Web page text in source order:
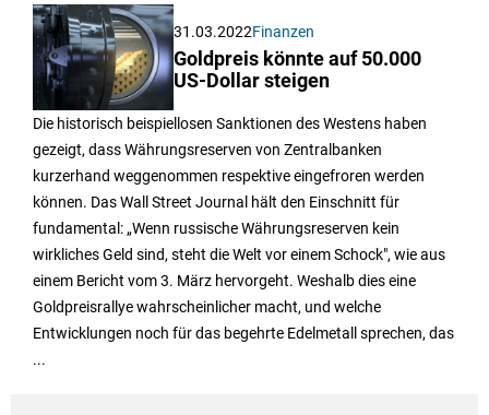
31.03.2022Finanzen
Goldpreis könnte auf 50.000
US-Dollar steigen
Die historisch beispiellosen Sanktionen des Westens haben
gezeigt, dass Währungsreserven von Zentralbanken
kurzerhand weggenommen respektive eingefroren werden
können. Das Wall Street Journal hält den Einschnitt für
fundamental: „Wenn russische Währungsreserven kein
wirkliches Geld sind, steht die Welt vor einem Schock", wie aus
einem Bericht vom 3. März hervorgeht. Weshalb dies eine
Goldpreisrallye wahrscheinlicher macht, und welche
Entwicklungen noch für das begehrte Edelmetall sprechen, das
...